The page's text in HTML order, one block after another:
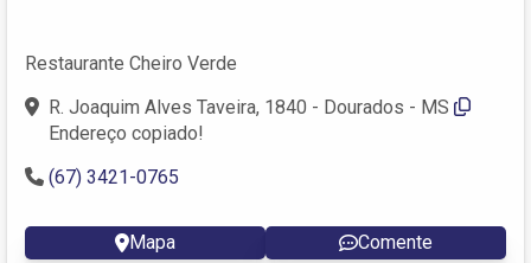
Restaurante Cheiro Verde
R. Joaquim Alves Taveira, 1840 - Dourados - MS
Endereço copiado!
(67) 3421-0765
Mapa Comente